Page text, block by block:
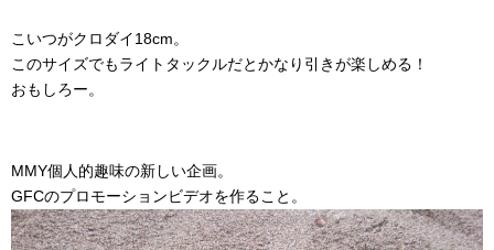
こいつがクロダイ18cm。
このサイズでもライトタックルだとかなり引きが楽しめる！
おもしろー。
MMY個人的趣味の新しい企画。
GFCのプロモーションビデオを作ること。